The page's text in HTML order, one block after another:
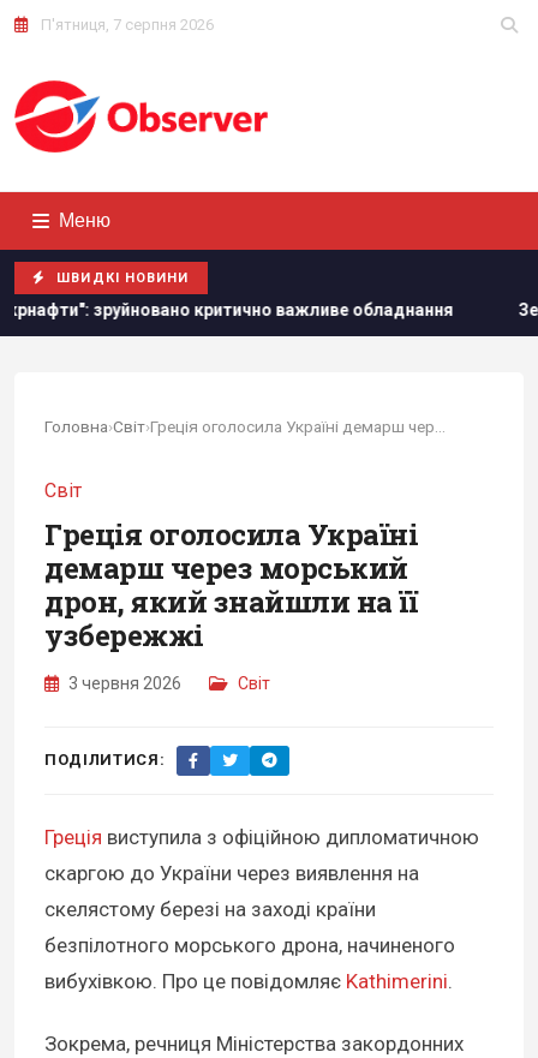
П'ятниця, 7 серпня 2026
Меню
ШВИДКІ НОВИНИ
критично важливе обладнання Зеленський
Головна›Світ›
Світ
Греція оголосила Україні
демарш через морський
дрон, який знайшли на її
узбережжі
3 червня 2026 Світ
ПОДІЛИТИСЯ:
Греція виступила з офіційною дипломатичною
скаргою до України через виявлення на
скелястому березі на заході країни
безпілотного морського дрона, начиненого
вибухівкою. Про це повідомляє Kathimerini.
Зокрема, речниця Міністерства закордонних